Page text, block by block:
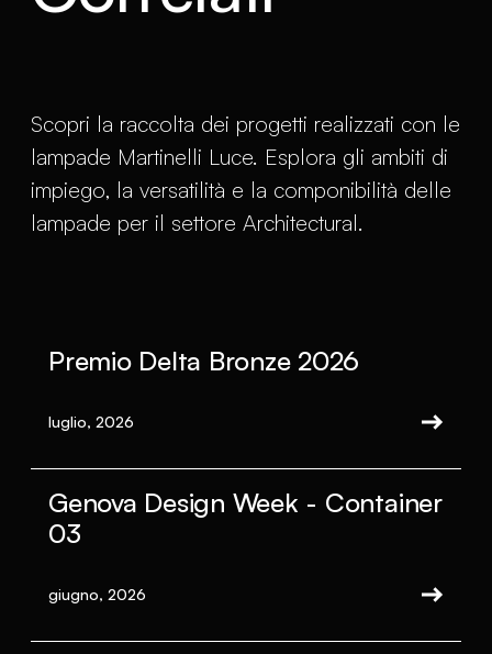
Scopri la raccolta dei progetti realizzati con le
lampade Martinelli Luce. Esplora gli ambiti di
impiego, la versatilità e la componibilità delle
lampade per il settore Architectural.
Premio Delta Bronze 2026
luglio, 2026
Genova Design Week - Container
03
giugno, 2026